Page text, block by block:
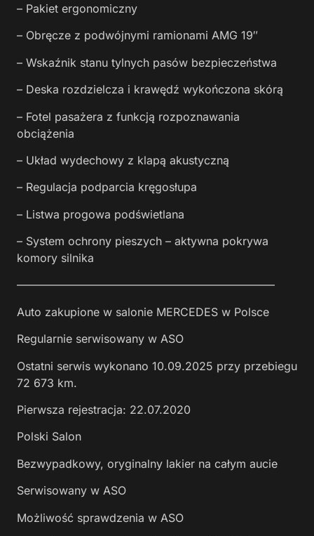
– Pakiet ergonomiczny
– Obręcze z podwójnymi ramionami AMG 19″
– Wskaźnik stanu tylnych pasów bezpieczeństwa
– Deska rozdzielcza i krawędź wykończona skórą
– Fotel pasażera z funkcją rozpoznawania
obciążenia
– Układ wydechowy z klapą akustyczną
– Regulacja podparcia kręgosłupa
– Listwa progowa podświetlana
– System ochrony pieszych – aktywna pokrywa
komory silnika
———————————————————————
Auto zakupione w salonie MERCEDES w Polsce
Regularnie serwisowany w ASO
Ostatni serwis wykonano 10.09.2025 przy przebiegu
72 673 km.
Pierwsza rejestracja: 22.07.2020
Polski Salon
Bezwypadkowy, oryginalny lakier na całym aucie
Serwisowany w ASO
Możliwość sprawdzenia w ASO